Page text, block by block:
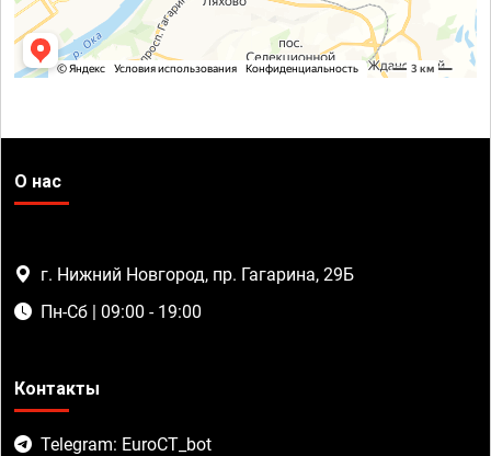
О нас
г. Нижний Новгород, пр. Гагарина, 29Б
Пн-Сб | 09:00 - 19:00
Контакты
Telegram: EuroCT_bot